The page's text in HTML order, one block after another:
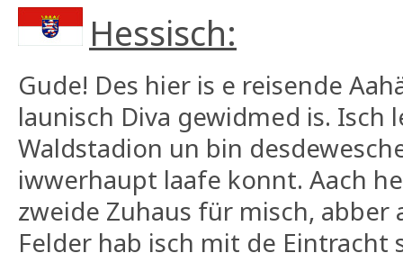
Hessisch:
Gude! Des hier is e reisende
launisch Diva gewidmed is. Isch
Waldstadion un bin
iwwerhaupt laafe konnt. Aach
zweide Zuhaus für misch, abber
Felder hab isch mit de Eintracht